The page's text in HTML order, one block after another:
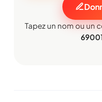
Tapez un nom ou un